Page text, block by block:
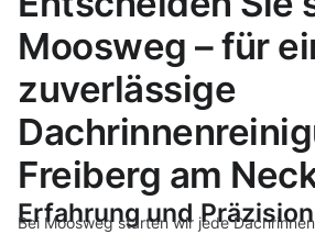
Moosweg – für
zuverlässige
Freiberg am
Erfahrung und Präzision
Bei Moosweg starten wir jede